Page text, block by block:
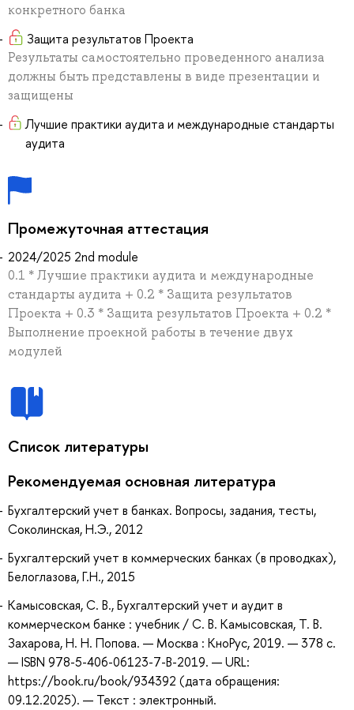
конкретного банка
Защита результатов Проекта
Результаты самостоятельно проведенного анализа
должны быть представлены в виде презентации и
защищены
Лучшие практики аудита и международные стандарты
аудита
Промежуточная аттестация
2024/2025 2nd module
0.1 * Лучшие практики аудита и международные
стандарты аудита + 0.2 * Защита результатов
Проекта + 0.3 * Защита результатов Проекта + 0.2 *
Выполнение проекной работы в течение двух
модулей
Список литературы
Рекомендуемая основная литература
Бухгалтерский учет в банках. Вопросы, задания, тесты,
Соколинская, Н.Э., 2012
Бухгалтерский учет в коммерческих банках (в проводках),
Белоглазова, Г.Н., 2015
Камысовская, С. В., Бухгалтерский учет и аудит в
коммерческом банке : учебник / С. В. Камысовская, Т. В.
Захарова, Н. Н. Попова. — Москва : КноРус, 2019. — 378 с.
— ISBN 978-5-406-06123-7-B-2019. — URL:
https://book.ru/book/934392 (дата обращения:
09.12.2025). — Текст : электронный.